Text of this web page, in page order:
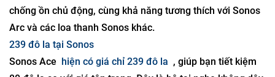
chống ồn chủ động, cùng khả năng tương thích với Sonos
Arc và các loa thanh Sonos khác.
239 đô la tại Sonos
Sonos Ace hiện có giá chỉ 239 đô la , giúp bạn tiết kiệm